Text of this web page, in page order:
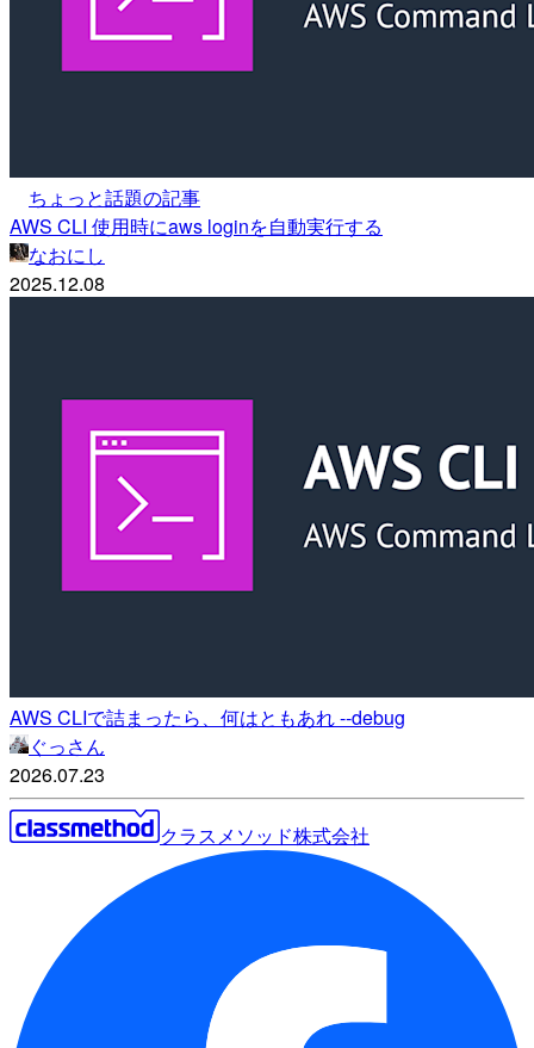
ちょっと話題の記事
AWS CLI 使用時にaws loginを自動実行する
なおにし
2025.12.08
AWS CLIで詰まったら、何はともあれ --debug
ぐっさん
2026.07.23
クラスメソッド株式会社